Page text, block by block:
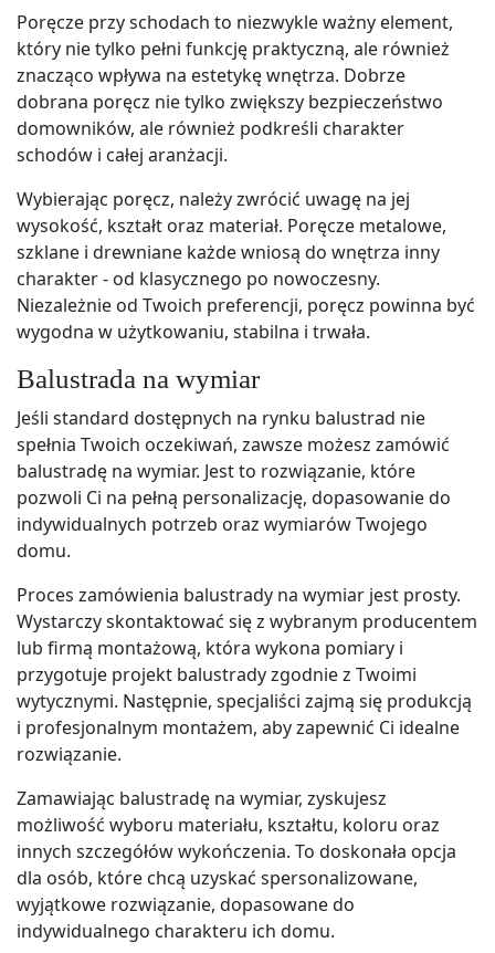
Poręcze przy schodach to niezwykle ważny element,
który nie tylko pełni funkcję praktyczną, ale również
znacząco wpływa na estetykę wnętrza. Dobrze
dobrana poręcz nie tylko zwiększy bezpieczeństwo
domowników, ale również podkreśli charakter
schodów i całej aranżacji.
Wybierając poręcz, należy zwrócić uwagę na jej
wysokość, kształt oraz materiał. Poręcze metalowe,
szklane i drewniane każde wniosą do wnętrza inny
charakter - od klasycznego po nowoczesny.
Niezależnie od Twoich preferencji, poręcz powinna być
wygodna w użytkowaniu, stabilna i trwała.
Balustrada na wymiar
Jeśli standard dostępnych na rynku balustrad nie
spełnia Twoich oczekiwań, zawsze możesz zamówić
balustradę na wymiar. Jest to rozwiązanie, które
pozwoli Ci na pełną personalizację, dopasowanie do
indywidualnych potrzeb oraz wymiarów Twojego
domu.
Proces zamówienia balustrady na wymiar jest prosty.
Wystarczy skontaktować się z wybranym producentem
lub firmą montażową, która wykona pomiary i
przygotuje projekt balustrady zgodnie z Twoimi
wytycznymi. Następnie, specjaliści zajmą się produkcją
i profesjonalnym montażem, aby zapewnić Ci idealne
rozwiązanie.
Zamawiając balustradę na wymiar, zyskujesz
możliwość wyboru materiału, kształtu, koloru oraz
innych szczegółów wykończenia. To doskonała opcja
dla osób, które chcą uzyskać spersonalizowane,
wyjątkowe rozwiązanie, dopasowane do
indywidualnego charakteru ich domu.